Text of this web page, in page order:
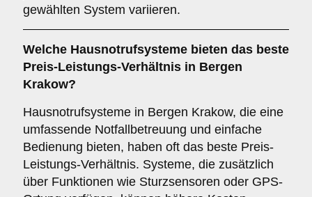
gewählten System variieren.
Welche Hausnotrufsysteme bieten das beste
Preis-Leistungs-Verhältnis in Bergen
Krakow?
Hausnotrufsysteme in Bergen Krakow, die eine
umfassende Notfallbetreuung und einfache
Bedienung bieten, haben oft das beste Preis-
Leistungs-Verhältnis. Systeme, die zusätzlich
über Funktionen wie Sturzsensoren oder GPS-